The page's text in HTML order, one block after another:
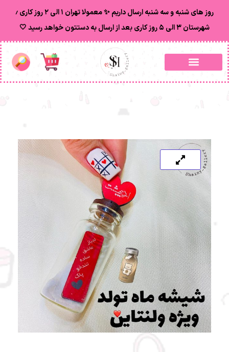
روز های شنبه و سه شنبه ارسال داریم ✨ معمولا تهران ۱ الی ۲ روز‌ کاری ٫
شهرستان ۳ الی ۵ روز کاری بعد از ارسال به دستتون خواهد رسید 🤍